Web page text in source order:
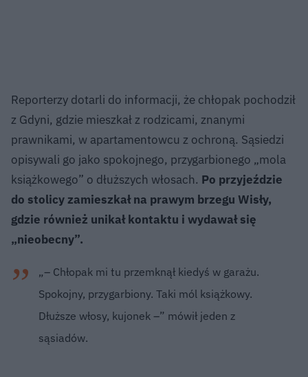
Reporterzy dotarli do informacji, że chłopak pochodził
z Gdyni, gdzie mieszkał z rodzicami, znanymi
prawnikami, w apartamentowcu z ochroną. Sąsiedzi
opisywali go jako spokojnego, przygarbionego „mola
książkowego” o dłuższych włosach. Po przyjeździe
do stolicy zamieszkał na prawym brzegu Wisły,
gdzie również unikał kontaktu i wydawał się
„nieobecny”.
„– Chłopak mi tu przemknął kiedyś w garażu.
Spokojny, przygarbiony. Taki mól książkowy.
Dłuższe włosy, kujonek –” mówił jeden z
sąsiadów.